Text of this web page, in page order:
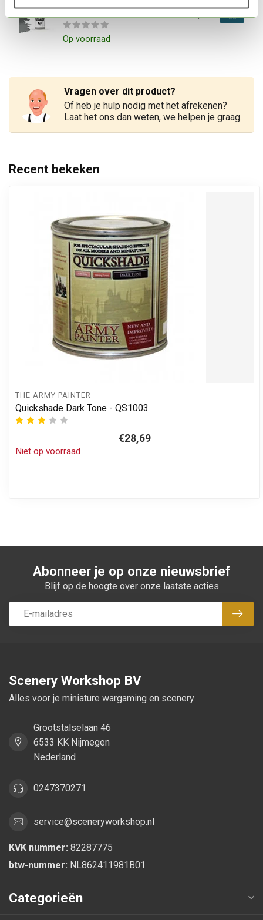
Op voorraad
Vragen over dit product?
Of heb je hulp nodig met het afrekenen?
Laat het ons dan weten, we helpen je graag.
Recent bekeken
THE ARMY PAINTER
Quickshade Dark Tone - QS1003
€28,69
Niet op voorraad
Abonneer je op onze nieuwsbrief
Blijf op de hoogte over onze laatste acties
Scenery Workshop BV
Alles voor je miniature wargaming en scenery
Grootstalselaan 46
6533 KK Nijmegen
Nederland
0247370271
service@sceneryworkshop.nl
KVK nummer: 82287775
btw-nummer: NL862411981B01
Categorieën